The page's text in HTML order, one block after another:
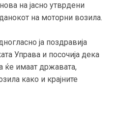
на јасно утврдени
на моторни возила.
ја поздравија
Управа и посочија дека
ќе имаат државата,
како и крајните